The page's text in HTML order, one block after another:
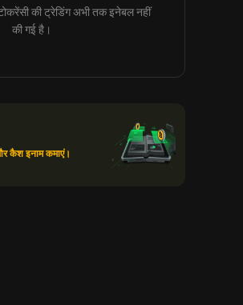
की ट्रेडिंग अभी तक इनेबल नहीं
की गई है।
कैश इनाम कमाएं।